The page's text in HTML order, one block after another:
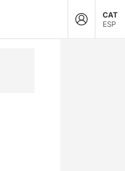
CAT
ESP